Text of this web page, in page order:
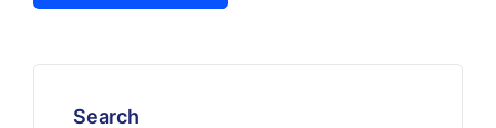
Search